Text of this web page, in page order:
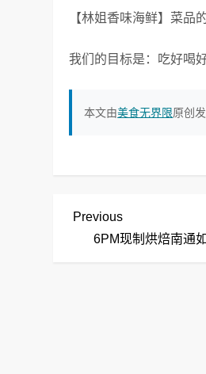
【林姐香味海鲜】菜品
我们的目标是：吃好喝
本文由美食无界限原创
文
Previous
Post
Previous
6PM现制烘焙南通